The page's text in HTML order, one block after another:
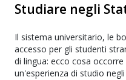
Studiare negli
Il sistema universitario, le
accesso per gli studenti
di lingua: ecco cosa
un'esperienza di studio negli